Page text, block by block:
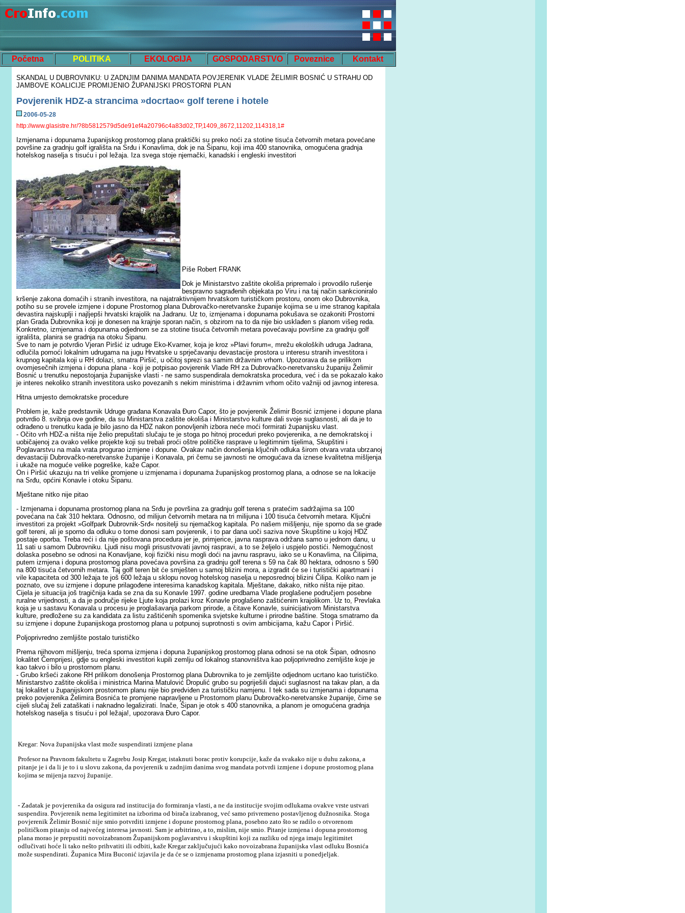
Početna POLITIKA EKOLOGIJA GOSPODARSTVO Poveznice Kontakt
SKANDAL U DUBROVNIKU: U ZADNJIM DANIMA MANDATA POVJERENIK VLADE ŽELIMIR BOSNIĆ U STRAHU OD
JAMBOVE KOALICIJE PROMIJENIO ŽUPANIJSKI PROSTORNI PLAN
Povjerenik HDZ-a strancima »docrtao« golf terene i hotele
2006-05-28
http://www.glasistre.hr/?8b5812579d5de91ef4a20796c4a83d02,TP,1409,,8672,11202,114318,1#
Izmjenama i dopunama županijskog prostornog plana praktički su preko noći za stotine tisuća četvornih metara povećane
površine za gradnju golf igrališta na Srđu i Konavlima, dok je na Šipanu, koji ima 400 stanovnika, omogućena gradnja
hotelskog naselja s tisuću i pol ležaja. Iza svega stoje njemački, kanadski i engleski investitori
Piše Robert FRANK
Dok je Ministarstvo zaštite okoliša pripremalo i provodilo rušenje
bespravno sagrađenih objekata po Viru i na taj način sankcioniralo
kršenje zakona domaćih i stranih investitora, na najatraktivnijem hrvatskom turističkom prostoru, onom oko Dubrovnika,
potiho su se provele izmjene i dopune Prostornog plana Dubrovačko-neretvanske županije kojima se u ime stranog kapitala
devastira najskuplji i najljepši hrvatski krajolik na Jadranu. Uz to, izmjenama i dopunama pokušava se ozakoniti Prostorni
plan Grada Dubrovnika koji je donesen na krajnje sporan način, s obzirom na to da nije bio usklađen s planom višeg reda.
Konkretno, izmjenama i dopunama odjednom se za stotine tisuća četvornih metara povećavaju površine za gradnju golf
igrališta, planira se gradnja na otoku Šipanu.
Sve to nam je potvrdio Vjeran Piršić iz udruge Eko-Kvarner, koja je kroz »Plavi forum«, mrežu ekoloških udruga Jadrana,
odlučila pomoći lokalnim udrugama na jugu Hrvatske u sprječavanju devastacije prostora u interesu stranih investitora i
krupnog kapitala koji u RH dolazi, smatra Piršić, u očitoj sprezi sa samim državnim vrhom. Upozorava da se prilikom
ovomjesečnih izmjena i dopuna plana - koji je potpisao povjerenik Vlade RH za Dubrovačko-neretvansku županiju Želimir
Bosnić u trenutku nepostojanja županijske vlasti - ne samo suspendirala demokratska procedura, već i da se pokazalo kako
je interes nekoliko stranih investitora usko povezanih s nekim ministrima i državnim vrhom očito važniji od javnog interesa.
Hitna umjesto demokratske procedure
Problem je, kaže predstavnik Udruge građana Konavala Đuro Capor, što je povjerenik Želimir Bosnić izmjene i dopune plana
potvrdio 8. svibnja ove godine, da su Ministarstva zaštite okoliša i Ministarstvo kulture dali svoje suglasnosti, ali da je to
odrađeno u trenutku kada je bilo jasno da HDZ nakon ponovljenih izbora neće moći formirati županijsku vlast.
- Očito vrh HDZ-a ništa nije želio prepuštati slučaju te je stoga po hitnoj proceduri preko povjerenika, a ne demokratskoj i
uobičajenoj za ovako velike projekte koji su trebali proći oštre političke rasprave u legitimnim tijelima, Skupštini i
Poglavarstvu na mala vrata progurao izmjene i dopune. Ovakav način donošenja ključnih odluka širom otvara vrata ubrzanoj
devastaciji Dubrovačko-neretvanske županije i Konavala, pri čemu se javnosti ne omogućava da iznese kvalitetna mišljenja
i ukaže na moguće velike pogreške, kaže Capor.
On i Piršić ukazuju na tri velike promjene u izmjenama i dopunama županijskog prostornog plana, a odnose se na lokacije
na Srđu, općini Konavle i otoku Šipanu.
Mještane nitko nije pitao
- Izmjenama i dopunama prostornog plana na Srđu je površina za gradnju golf terena s pratećim sadržajima sa 100
povećana na čak 310 hektara. Odnosno, od milijun četvornih metara na tri milijuna i 100 tisuća četvornih metara. Ključni
investitori za projekt »Golfpark Dubrovnik-Srđ« nositelji su njemačkog kapitala. Po našem mišljenju, nije sporno da se grade
golf tereni, ali je sporno da odluku o tome donosi sam povjerenik, i to par dana uoči saziva nove Skupštine u kojoj HDZ
postaje oporba. Treba reći i da nije poštovana procedura jer je, primjerice, javna rasprava održana samo u jednom danu, u
11 sati u samom Dubrovniku. Ljudi nisu mogli prisustvovati javnoj raspravi, a to se željelo i uspjelo postići. Nemogućnost
dolaska posebno se odnosi na Konavljane, koji fizički nisu mogli doći na javnu raspravu, iako se u Konavlima, na Čilipima,
putem izmjena i dopuna prostornog plana povećava površina za gradnju golf terena s 59 na čak 80 hektara, odnosno s 590
na 800 tisuća četvornih metara. Taj golf teren bit će smješten u samoj blizini mora, a izgradit će se i turistički apartmani i
vile kapaciteta od 300 ležaja te još 600 ležaja u sklopu novog hotelskog naselja u neposrednoj blizini Čilipa. Koliko nam je
poznato, ove su izmjene i dopune prilagođene interesima kanadskog kapitala. Mještane, dakako, nitko ništa nije pitao.
Cijela je situacija još tragičnija kada se zna da su Konavle 1997. godine uredbama Vlade proglašene područjem posebne
ruralne vrijednosti, a da je područje rijeke Ljute koja prolazi kroz Konavle proglašeno zaštićenim krajolikom. Uz to, Prevlaka
koja je u sastavu Konavala u procesu je proglašavanja parkom prirode, a čitave Konavle, suinicijativom Ministarstva
kulture, predložene su za kandidata za listu zaštićenih spomenika svjetske kulturne i prirodne baštine. Stoga smatramo da
su izmjene i dopune županijskoga prostornog plana u potpunoj suprotnosti s ovim ambicijama, kažu Capor i Piršić.
Poljoprivredno zemljište postalo turističko
Prema njihovom mišljenju, treća sporna izmjena i dopuna županijskog prostornog plana odnosi se na otok Šipan, odnosno
lokalitet Čemprijesi, gdje su engleski investitori kupili zemlju od lokalnog stanovništva kao poljoprivredno zemljište koje je
kao takvo i bilo u prostornom planu.
- Grubo kršeći zakone RH prilikom donošenja Prostornog plana Dubrovnika to je zemljište odjednom ucrtano kao turističko.
Ministarstvo zaštite okoliša i ministrica Marina Matulović Dropulić grubo su pogriješili dajući suglasnost na takav plan, a da
taj lokalitet u županijskom prostornom planu nije bio predviđen za turističku namjenu. I tek sada su izmjenama i dopunama
preko povjerenika Želimira Bosnića te promjene napravljene u Prostornom planu Dubrovačko-neretvanske županije, čime se
cijeli slučaj želi zataškati i naknadno legalizirati. Inače, Šipan je otok s 400 stanovnika, a planom je omogućena gradnja
hotelskog naselja s tisuću i pol ležaja!, upozorava Đuro Capor.
Kregar: Nova županijska vlast može suspendirati izmjene plana
Profesor na Pravnom fakultetu u Zagrebu Josip Kregar, istaknuti borac protiv korupcije, kaže da svakako nije u duhu zakona, a
pitanje je i da li je to i u slovu zakona, da povjerenik u zadnjim danima svog mandata potvrdi izmjene i dopune prostornog plana
kojima se mijenja razvoj županije.
- Zadatak je povjerenika da osigura rad institucija do formiranja vlasti, a ne da institucije svojim odlukama ovakve vrste ustvari
suspendira. Povjerenik nema legitimitet na izborima od birača izabranog, već samo privremeno postavljenog dužnosnika. Stoga
povjerenik Želimir Bosnić nije smio potvrditi izmjene i dopune prostornog plana, posebno zato što se radilo o otvorenom
političkom pitanju od najvećeg interesa javnosti. Sam je arbitrirao, a to, mislim, nije smio. Pitanje izmjena i dopuna prostornog
plana morao je prepustiti novoizabranom Županijskom poglavarstvu i skupštini koji za razliku od njega imaju legitimitet
odlučivati hoće li tako nešto prihvatiti ili odbiti, kaže Kregar zaključujući kako novoizabrana županijska vlast odluku Bosnića
može suspendirati. Županica Mira Buconić izjavila je da će se o izmjenama prostornog plana izjasniti u ponedjeljak.